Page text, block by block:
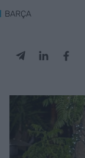
BARÇA